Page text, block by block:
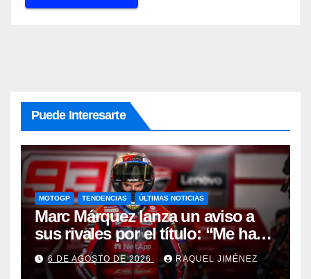
Puede Interesarte
MOTOGP TENDENCIAS ÚLTIMAS NOTICIAS
Marc Márquez lanza un aviso a
sus rivales por el título: “Me han
dado una segunda oportunidad”
6 DE AGOSTO DE 2026 RAQUEL JIMÉNEZ